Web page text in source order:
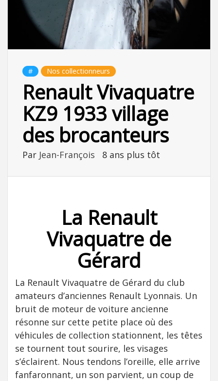
# Nos collectionneurs
Renault Vivaquatre
KZ9 1933 village
des brocanteurs
Par Jean-François 8 ans plus tôt
La Renault
Vivaquatre de
Gérard
La Renault Vivaquatre de Gérard du club
amateurs d’anciennes Renault Lyonnais. Un
bruit de moteur de voiture ancienne
résonne sur cette petite place où des
véhicules de collection stationnent, les têtes
se tournent tout sourire, les visages
s’éclairent. Nous tendons l’oreille, elle arrive
fanfaronnant, un son parvient, un coup de